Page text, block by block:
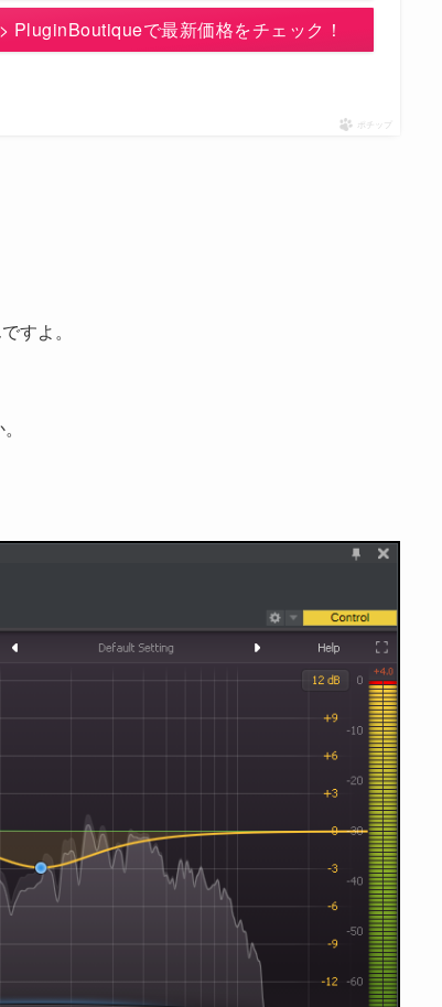
PluginBoutiqueで最新価格をチェック！
ポチップ
すよ。